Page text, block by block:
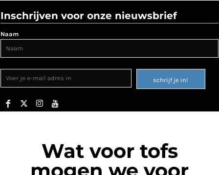
Inschrijven voor onze nieuwsbrief
Naam
schrijf je in!
Wat voor tofs